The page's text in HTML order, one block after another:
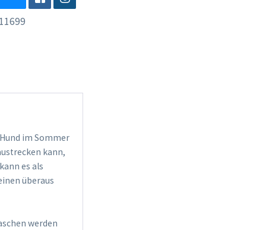
im Sommer
kann,
es als
überaus
werden